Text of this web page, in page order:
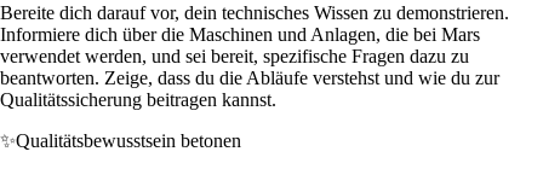
Bereite dich darauf vor, dein technisches Wissen zu demonstrieren.
Informiere dich über die Maschinen und Anlagen, die bei Mars
verwendet werden, und sei bereit, spezifische Fragen dazu zu
beantworten. Zeige, dass du die Abläufe verstehst und wie du zur
Qualitätssicherung beitragen kannst.
✨Qualitätsbewusstsein betonen